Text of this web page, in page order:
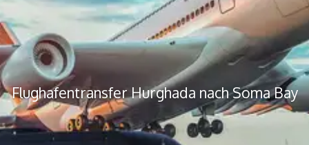
Flughafentransfer Hurghada nach Soma Bay